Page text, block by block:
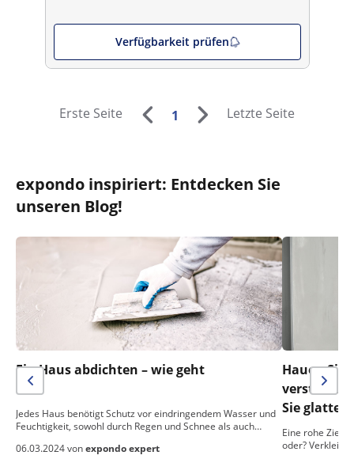
Verfügbarkeit prüfen
Erste Seite 1 Letzte Seite
expondo inspiriert: Entdecken Sie
unseren Blog!
Ein Haus abdichten – wie geht
das?
Jedes Haus benötigt Schutz vor eindringendem Wasser und
Feuchtigkeit, sowohl durch Regen und Schnee als auch…
06.03.2024 vonexpondo expert
Hauen Sie
Sie glatte
Eine rohe
oder?